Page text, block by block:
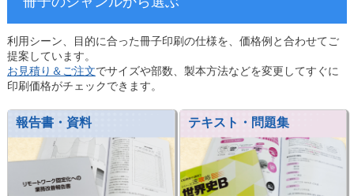
利用シーン、目的に合った冊子印刷の仕様を、価格例と合わせてご
提案しています。
お見積り＆ご注文でサイズや部数、製本方法などを変更してすぐに
印刷価格がチェックできます。
報告書・資料 テキスト・問題集